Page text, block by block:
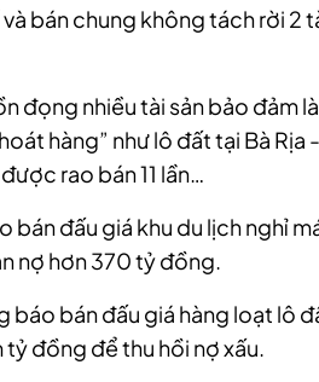
bán chung không tách rời 2
đọng nhiều tài sản bảo đảm
hàng” như lô đất tại Bà Rịa
rao bán 11 lần…
bán đấu giá khu du lịch nghỉ
nợ hơn 370 tỷ đồng.
báo bán đấu giá hàng loạt lô
đồng để thu hồi nợ xấu.